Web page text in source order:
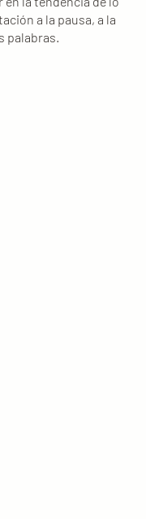
a la pausa, a la
palabras.